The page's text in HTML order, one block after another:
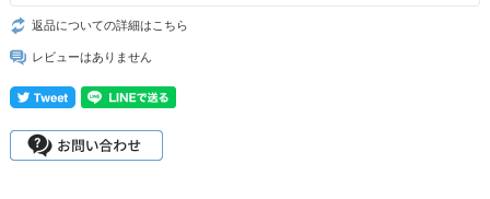
返品についての詳細はこちら
レビューはありません